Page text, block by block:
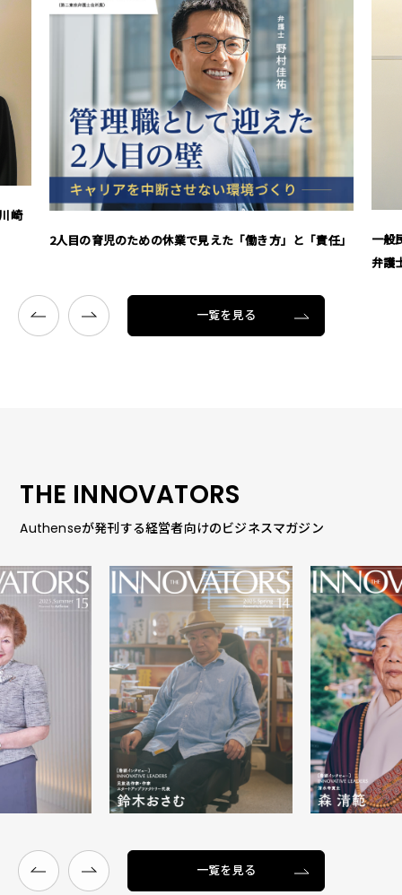
崎
2人目の育児のための休業で見えた「働き方」と「責任」
一般
弁護
一覧を見る
THE INNOVATORS
Authenseが発刊する経営者向けのビジネスマガジン
一覧を見る